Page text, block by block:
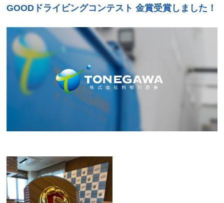
GOODドライビングコンテスト 金賞受賞しました！